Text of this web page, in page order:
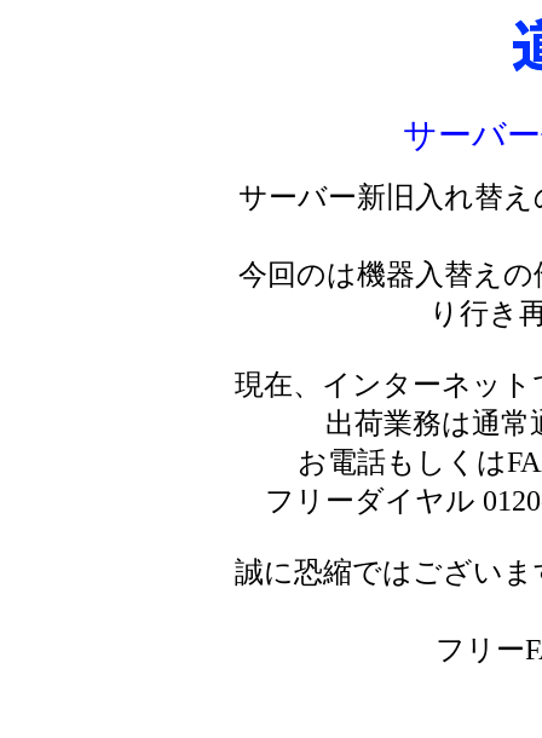
サーバ
サーバー新旧入れ替
今回のは機器入替え
り行き
現在、インターネッ
出荷業務は通
お電話もしくは
フリーダイヤル
誠に恐縮ではござい
フリー